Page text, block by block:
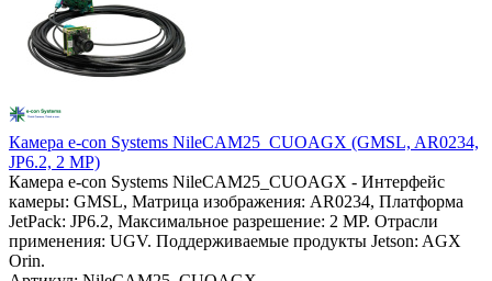
Камера e-con Systems NileCAM25_CUOAGX (GMSL, AR0234,
JP6.2, 2 MP)
Камера e-con Systems NileCAM25_CUOAGX - Интерфейс
камеры: GMSL, Матрица изображения: AR0234, Платформа
JetPack: JP6.2, Максимальное разрешение: 2 MP. Отрасли
применения: UGV. Поддерживаемые продукты Jetson: AGX
Orin.